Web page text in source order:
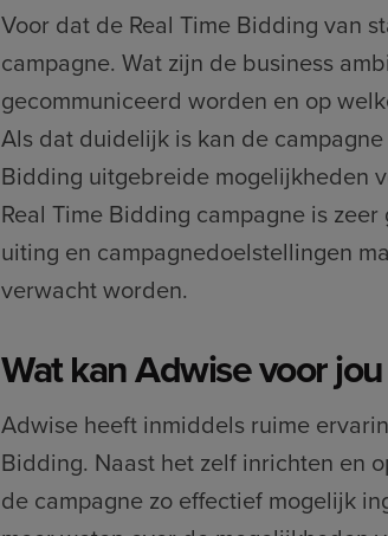
Voor dat de Real Time Bidding van
campagne. Wat zijn de business
gecommuniceerd worden en op
Als dat duidelijk is kan de
Bidding uitgebreide mogelijkheden
Real Time Bidding campagne is
uiting en campagnedoelstellingen
verwacht worden.
Wat kan Adwise voor
Adwise heeft inmiddels ruime
Bidding. Naast het zelf inrichten en
de campagne zo effectief mogelijk